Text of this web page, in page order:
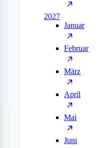
2027
Januar
Februar
März
April
Mai
Juni